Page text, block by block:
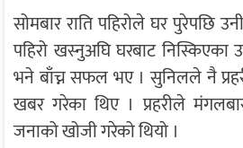
सोमबार राति पहिरोले घर पुरेपछि
पहिरो खस्नुअघि घरबाट
भने बाँच्न सफल भए । सुनिलले नै
खबर गरेका थिए । प्रहरीले
जनाको खोजी गरेको थियो ।